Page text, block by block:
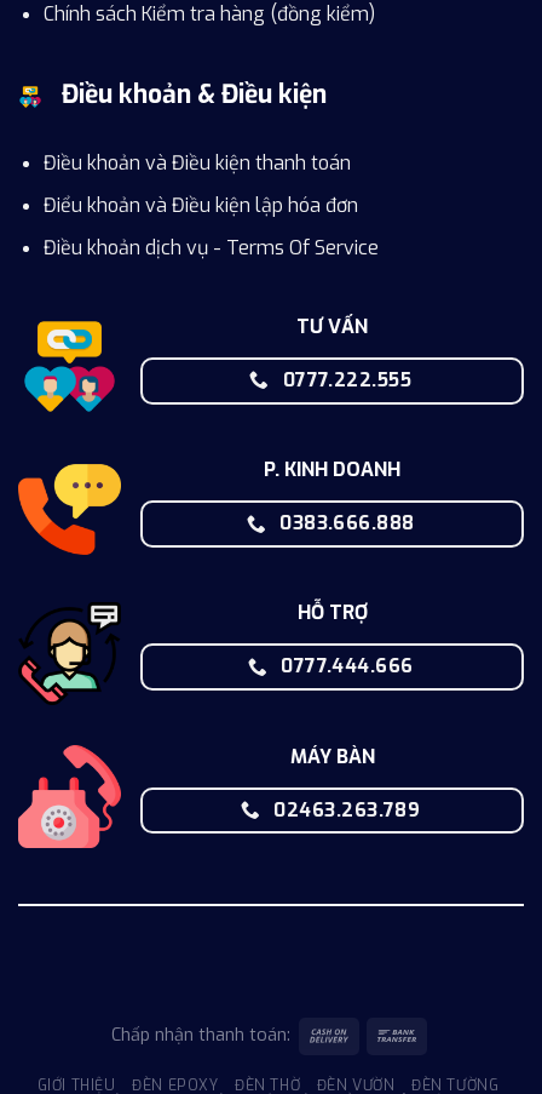
Chính sách Kiểm tra hàng (đồng kiểm)
Điều khoản & Điều kiện
Điều khoản và Điều kiện thanh toán
Điểu khoản và Điều kiện lập hóa đơn
Điều khoản dịch vụ - Terms Of Service
TƯ VẤN
0777.222.555
P. KINH DOANH
0383.666.888
HỖ TRỢ
0777.444.666
MÁY BÀN
02463.263.789
Chấp nhận thanh toán:
GIỚI THIỆU ĐÈN EPOXY ĐÈN THỜ ĐÈN VƯỜN
ĐÈN TƯỜNG